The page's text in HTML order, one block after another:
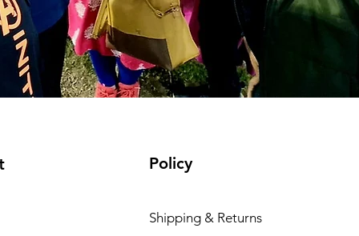
Policy
Shipping & Returns